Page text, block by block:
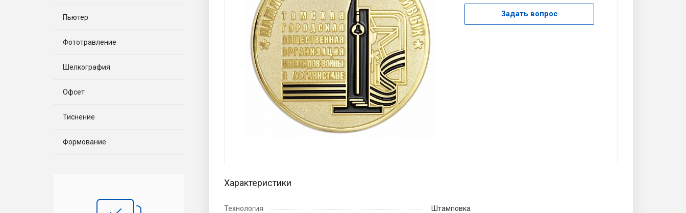
Задать вопрос
Характеристики
Технология
Штамповка
Пьютер
Фототравление
Шелкография
Офсет
Тиснение
Формование